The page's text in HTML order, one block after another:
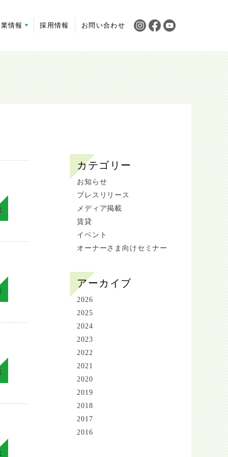
情報 採用情報 お問い合わせ
カテゴリー
お知らせ
プレスリリース
メディア掲載
賃貸
イベント
オーナーさま向けセミナー
アーカイブ
2026
2025
2024
2023
2022
2021
2020
2019
2018
2017
2016